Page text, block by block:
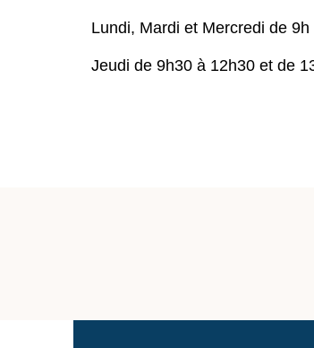
Lundi, Mardi et Mercredi de
Jeudi de 9h30 à 12h30 et de